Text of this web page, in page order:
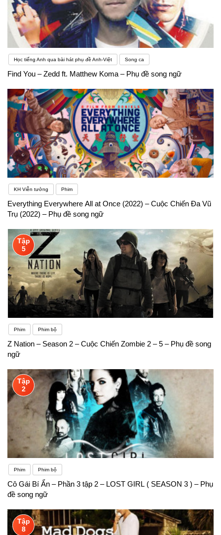
Học tiếng Anh qua bài hát phụ đề Anh-Việt Song ca
Find You – Zedd ft. Matthew Koma – Phụ đề song ngữ
KH Viễn tưởng Phim
Everything Everywhere All at Once (2022) – Cuộc Chiến Đa Vũ
Trụ (2022) – Phụ đề song ngữ
Tập
5
Phim Phim bộ
Z Nation – Season 2 – Cuộc Chiến Zombie 2 – 5 – Phụ đề song
ngữ
Tập
2
Phim Phim bộ
Cô Gái Bí Ẩn – Phần 3 tập 2 – LOST GIRL ( SEASON 3 ) – Phụ
đề song ngữ
Tập
8